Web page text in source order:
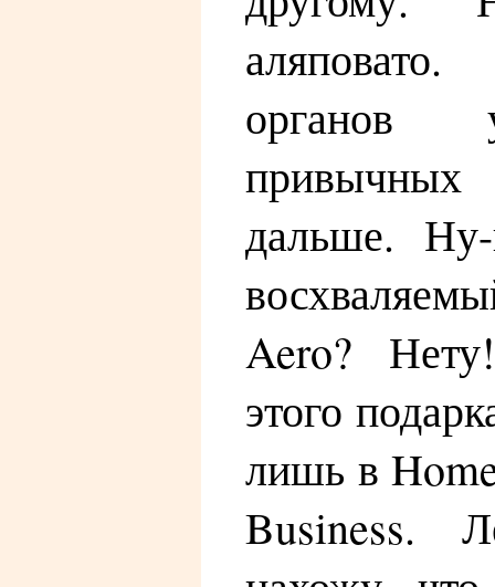
органов
дальше.
Aero?
этого
лишь в
Business.